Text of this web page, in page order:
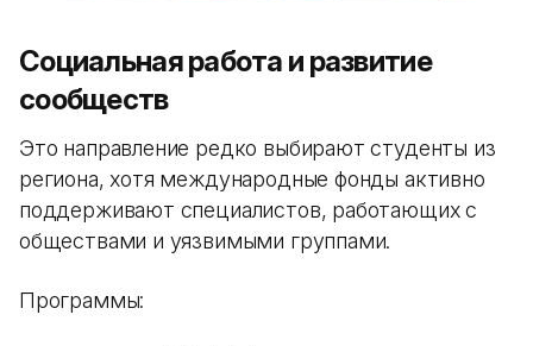
Социальная работа и развитие
сообществ
Это направление редко выбирают студенты из
региона, хотя международные фонды активно
поддерживают специалистов, работающих с
обществами и уязвимыми группами.
Программы: